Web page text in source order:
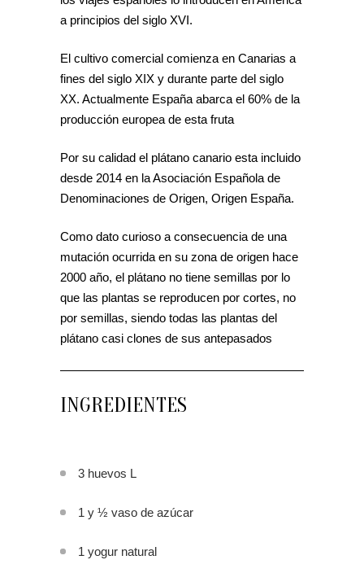
a principios del siglo XVI.
El cultivo comercial comienza en Canarias a
fines del siglo XIX y durante parte del siglo
XX. Actualmente España abarca el 60% de la
producción europea de esta fruta
Por su calidad el plátano canario esta incluido
desde 2014 en la Asociación Española de
Denominaciones de Origen, Origen España.
Como dato curioso a consecuencia de una
mutación ocurrida en su zona de origen hace
2000 año, el plátano no tiene semillas por lo
que las plantas se reproducen por cortes, no
por semillas, siendo todas las plantas del
plátano casi clones de sus antepasados
INGREDIENTES
3 huevos L
1 y ½ vaso de azúcar
1 yogur natural